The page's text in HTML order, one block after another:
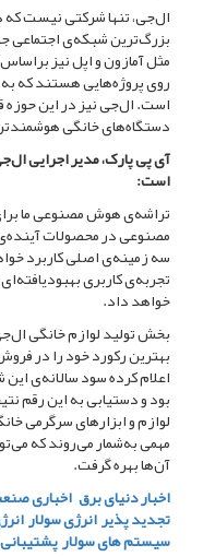
ال‌جی، تنها شرکتی نیست
بزرگ‌ترین شبکه‌ی
مثل آمازون و اپل نیز
روی پروژه‌هایی هستند که
است. ال‌جی نیز در این
دستگاه‌های خانگی
آی‌ پی پارک، مدیر اجرایی
است:
تراشه‌ی هوش مصنوعی ما
مصنوعی در محصولات
سه زمینه‌ی اصلی کاربرد
تجربه‌ی کاربری
خواهد داد.
بخش تولید لوازم خانگی
بهترین رکورد خود را در
بود و دستیابی به این رقم
لوازم و ابزارهای سرگرمی
مهمی به‌شمار می‌روند که
آن‌ها بهره گرفت.
اخبار دنیای برق اخباری
تجدید پذیرانرژی سولار
سیستم های سولار